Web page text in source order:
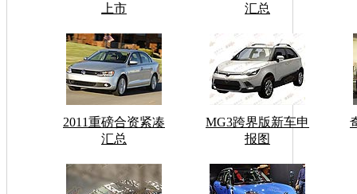
上市
汇总
2011重磅合资紧凑
汇总
MG3跨界版新车申
报图